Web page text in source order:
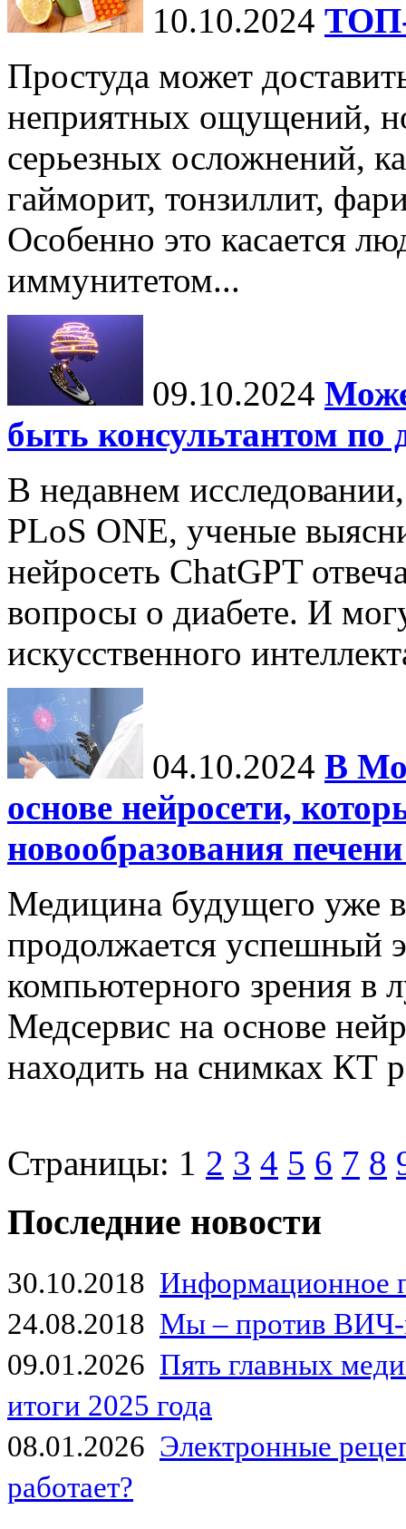
10.10.2024 ТОП-
Простуда может
неприятных ощущений,
серьезных осложнений,
гайморит, тонзиллит,
Особенно это касается
иммунитетом...
09.10.2024
быть консультантом по
В недавнем
PLoS ONE, ученые
нейросеть ChatGPT
вопросы о диабете. И
искусственного
04.10.2024 В
основе нейросети,
новообразования
Медицина будущего уже
продолжается успешный
компьютерного зрения в
Медсервис на основе
находить на снимках КТ
Страницы: 1 2 3 4 5 6 7 8
Последние новости
30.10.2018 Информационное
24.08.2018 Мы – против
09.01.2026 Пять главных
итоги 2025 года
08.01.2026 Электронные
работает?